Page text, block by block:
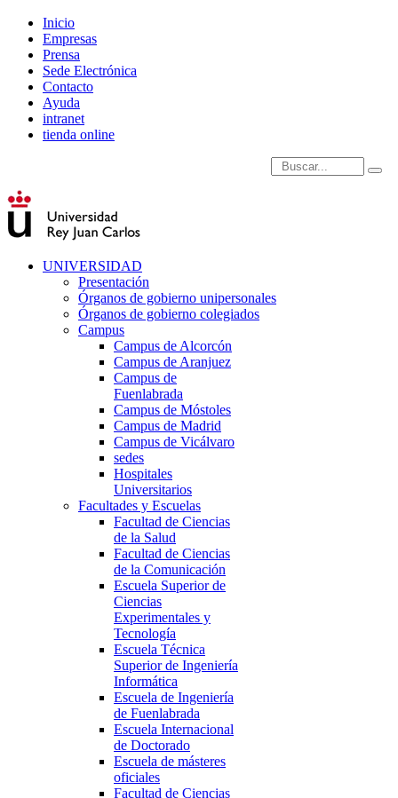
Inicio
Empresas
Prensa
Sede Electrónica
Contacto
Ayuda
intranet
tienda online
Introduce términos de
UNIVERSIDAD
Presentación
Órganos de gobierno unipersonales
Órganos de gobierno colegiados
Campus
Campus de Alcorcón
Campus de Aranjuez
Campus de
Fuenlabrada
Campus de Móstoles
Campus de Madrid
Campus de Vicálvaro
sedes
Hospitales
Universitarios
Facultades y Escuelas
Facultad de Ciencias
de la Salud
Facultad de Ciencias
de la Comunicación
Escuela Superior de
Ciencias
Experimentales y
Tecnología
Escuela Técnica
Superior de Ingeniería
Informática
Escuela de Ingeniería
de Fuenlabrada
Escuela Internacional
de Doctorado
Escuela de másteres
oficiales
Facultad de Ciencias